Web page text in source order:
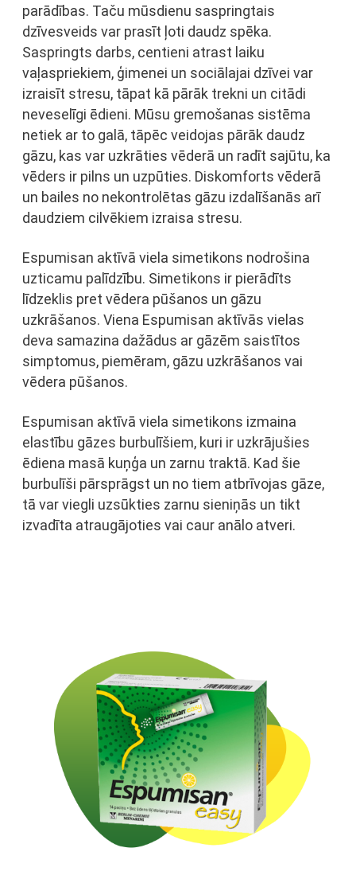
parādības. Taču mūsdienu saspringtais
dzīvesveids var prasīt ļoti daudz spēka.
Saspringts darbs, centieni atrast laiku
vaļaspriekiem, ģimenei un sociālajai dzīvei var
izraisīt stresu, tāpat kā pārāk trekni un citādi
neveselīgi ēdieni. Mūsu gremošanas sistēma
netiek ar to galā, tāpēc veidojas pārāk daudz
gāzu, kas var uzkrāties vēderā un radīt sajūtu, ka
vēders ir pilns un uzpūties. Diskomforts vēderā
un bailes no nekontrolētas gāzu izdalīšanās arī
daudziem cilvēkiem izraisa stresu.
Espumisan aktīvā viela simetikons nodrošina
uzticamu palīdzību. Simetikons ir pierādīts
līdzeklis pret vēdera pūšanos un gāzu
uzkrāšanos. Viena Espumisan aktīvās vielas
deva samazina dažādus ar gāzēm saistītos
simptomus, piemēram, gāzu uzkrāšanos vai
vēdera pūšanos.
Espumisan aktīvā viela simetikons izmaina
elastību gāzes burbulīšiem, kuri ir uzkrājušies
ēdiena masā kuņģa un zarnu traktā. Kad šie
burbulīši pārsprāgst un no tiem atbrīvojas gāze,
tā var viegli uzsūkties zarnu sieniņās un tikt
izvadīta atraugājoties vai caur anālo atveri.